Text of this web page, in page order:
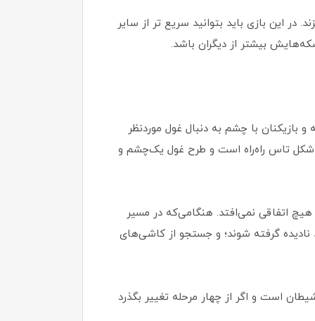
این بازی باید بتوانید سریع تر از سایر
بیشتر از دیگران باشد.
و به‌ صورت دایره بچینید. یکی از بازیکنان هر 4 تاس را با هم ریخته و بازیکنان با چشم به دنبال غول موردنظر
شکل تاس راه‌راه است و طرح غول یک‌چشم و
اتفاقی نمی‌افتد. هنگامی‌که در مسیر
نادیده گرفته شوند؛ و جستجو از کاشی‌های
است و اگر از چهار مرحله تغییر بگذرد